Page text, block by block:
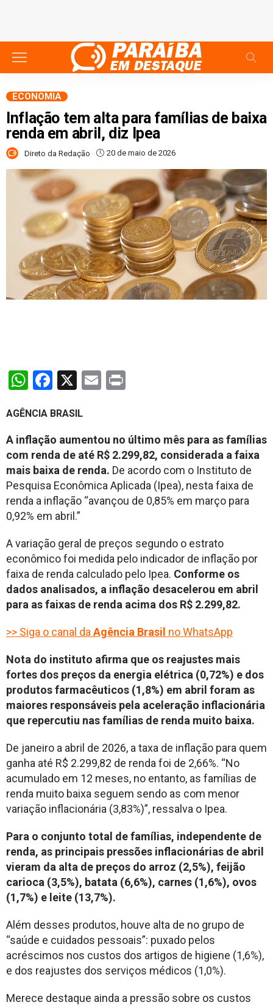
ECONOMIA
Inflação tem alta para famílias de baixa
renda em abril, diz Ipea
Direto da Redação 20 de maio de 2026
WhatsApp
Facebook
X Email
AGÊNCIA BRASIL
A inflação aumentou no último mês para as famílias
com renda de até R$ 2.299,82, considerada a faixa
mais baixa de renda. De acordo com o Instituto de
Pesquisa Econômica Aplicada (Ipea), nesta faixa de
renda a inflação “avançou de 0,85% em março para
0,92% em abril.”
A variação geral de preços segundo o estrato
econômico foi medida pelo indicador de inflação por
faixa de renda calculado pelo Ipea. Conforme os
dados analisados, a inflação desacelerou em abril
para as faixas de renda acima dos R$ 2.299,82.
>> Siga o canal da Agência Brasil no WhatsApp
Nota do instituto afirma que os reajustes mais
fortes dos preços da energia elétrica (0,72%) e dos
produtos farmacêuticos (1,8%) em abril foram as
maiores responsáveis pela aceleração inflacionária
que repercutiu nas famílias de renda muito baixa.
De janeiro a abril de 2026, a taxa de inflação para quem
ganha até R$ 2.299,82 de renda foi de 2,66%. “No
acumulado em 12 meses, no entanto, as famílias de
renda muito baixa seguem sendo as com menor
variação inflacionária (3,83%)”, ressalva o Ipea.
Para o conjunto total de famílias, independente de
renda, as principais pressões inflacionárias de abril
vieram da alta de preços do arroz (2,5%), feijão
carioca (3,5%), batata (6,6%), carnes (1,6%), ovos
(1,7%) e leite (13,7%).
Além desses produtos, houve alta de no grupo de
“saúde e cuidados pessoais”: puxado pelos
acréscimos nos custos dos artigos de higiene (1,6%),
e dos reajustes dos serviços médicos (1,0%).
Merece destaque ainda a pressão sobre os custos